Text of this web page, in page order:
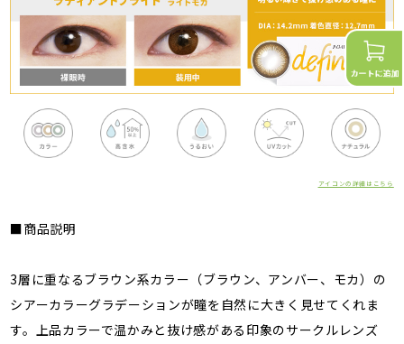
アイコンの詳細はこちら
■商品説明
3層に重なるブラウン系カラー（ブラウン、アンバー、モカ）の
シアーカラーグラデーションが瞳を自然に大きく見せてくれま
す。上品カラーで温かみと抜け感がある印象のサークルレンズ